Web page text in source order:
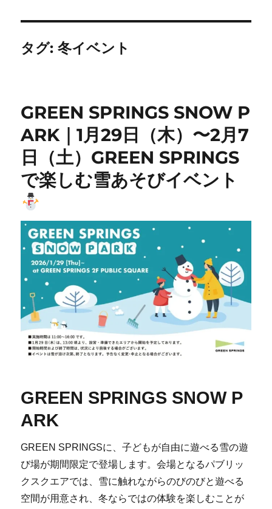
タグ:冬イベント
GREEN SPRINGS SNOW P
ARK｜1月29日（木）〜2月7
日（土）GREEN SPRINGS
で楽しむ雪あそびイベント
GREEN SPRINGS SNOW P
ARK
GREEN SPRINGSに、子どもが自由に遊べる雪の遊
び場が期間限定で登場します。会場となるパブリッ
クスクエアでは、雪に触れながらのびのびと遊べる
空間が用意され、冬ならではの体験を楽しむことが